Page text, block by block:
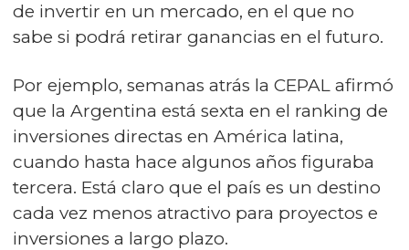
de invertir en un mercado, en el que no
sabe si podrá retirar ganancias en el futuro.
Por ejemplo, semanas atrás la CEPAL afirmó
que la Argentina está sexta en el ranking de
inversiones directas en América latina,
cuando hasta hace algunos años figuraba
tercera. Está claro que el país es un destino
cada vez menos atractivo para proyectos e
inversiones a largo plazo.